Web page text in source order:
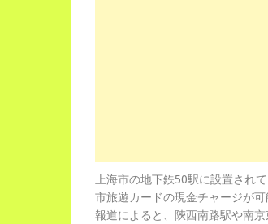
上海市の地下鉄50駅に設置され
市旅遊カードの現金チャージが
報道によると、陝西南路駅や南